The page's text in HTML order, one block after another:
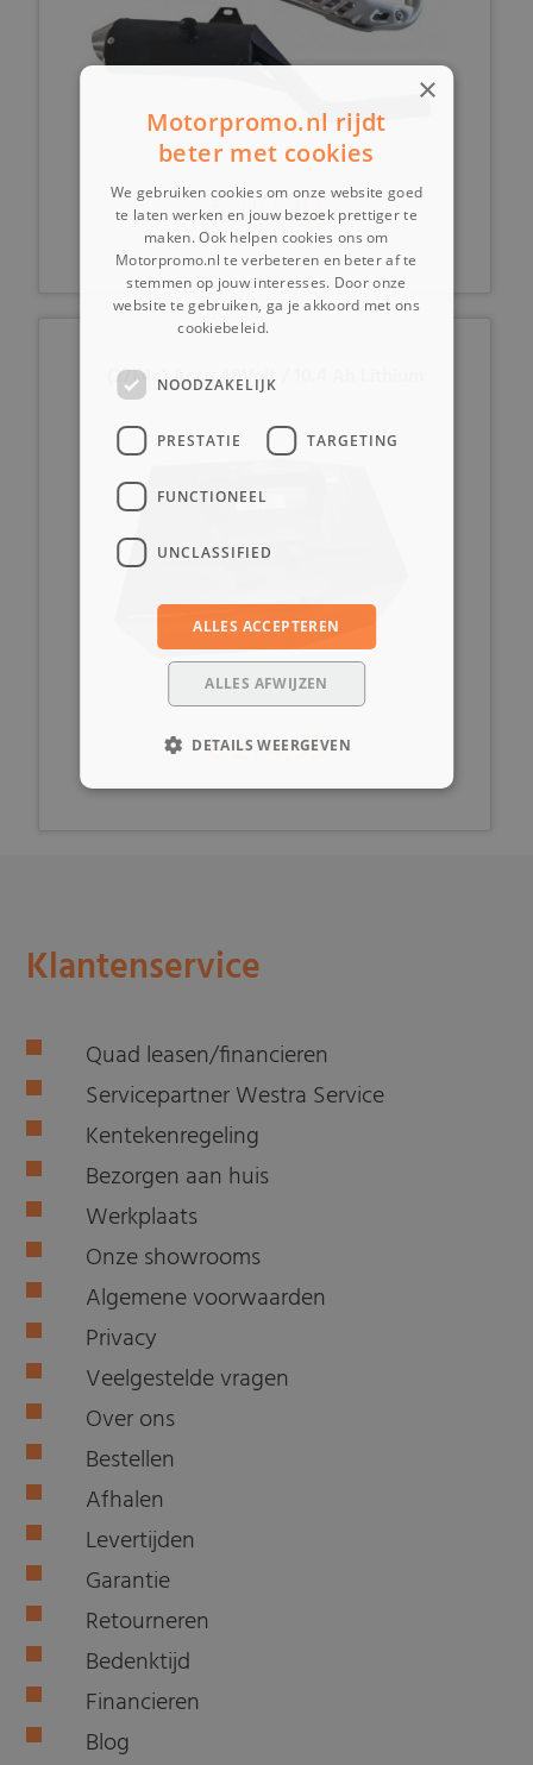
€ 110,20
(27E4c) Accu 48Volt / 10.4 Ah Lithium
€ 274,99
Klantenservice
Quad leasen/financieren
Servicepartner Westra Service
Kentekenregeling
Bezorgen aan huis
Werkplaats
Onze showrooms
Algemene voorwaarden
Privacy
Veelgestelde vragen
Over ons
Bestellen
Afhalen
Levertijden
Garantie
Retourneren
Bedenktijd
Financieren
Blog
×
Motorpromo.nl rijdt
beter met cookies
We gebruiken cookies om onze website goed
te laten werken en jouw bezoek prettiger te
maken. Ook helpen cookies ons om
Motorpromo.nl te verbeteren en beter af te
stemmen op jouw interesses. Door onze
website te gebruiken, ga je akkoord met ons
cookiebeleid.
NOODZAKELIJK
PRESTATIE TARGETING
FUNCTIONEEL
UNCLASSIFIED
ALLES ACCEPTEREN
ALLES AFWIJZEN
DETAILS WEERGEVEN